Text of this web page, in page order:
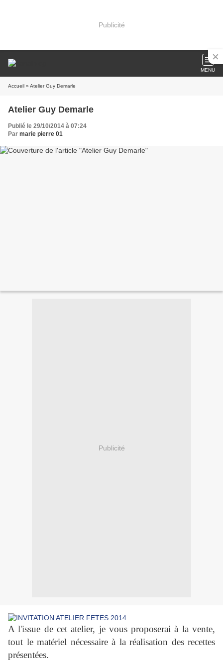
Publicité
MENU
Accueil » Atelier Guy Demarle
Atelier Guy Demarle
Publié le 29/10/2014 à 07:24
Par marie pierre 01
Publicité
A l'issue de cet atelier, je vous proposerai à la vente,
tout le matériel nécessaire à la réalisation des recettes
présentées.